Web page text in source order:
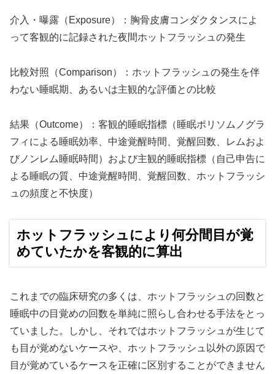
介入・曝露（Exposure）：胸骨皮膚コンダクタンスによ
って客観的に記録された夜間ホットフラッシュの発生
比較対照（Comparison）：ホットフラッシュの発生を伴
わない睡眠期、あるいは主観的な評価との比較
結果（Outcome）：客観的睡眠指標（睡眠ポリソムノグラ
フィによる睡眠効率、中途覚醒時間、覚醒回数、レムおよ
びノンレム睡眠時間）および主観的睡眠指標（自己申告に
よる睡眠の質、中途覚醒時間、覚醒回数、ホットフラッシ
ュの頻度と不快度）
ホットフラッシュにより何分間目が覚
めていたかを客観的に算出
これまでの臨床研究の多くは、ホットフラッシュの回数と
睡眠中の目覚めの回数を単純に照らし合わせる手法をとっ
ていました。しかし、それではホットフラッシュが生じて
も目が覚めないケースや、ホットフラッシュ以外の原因で
目が覚めているケースを正確に区別することができません